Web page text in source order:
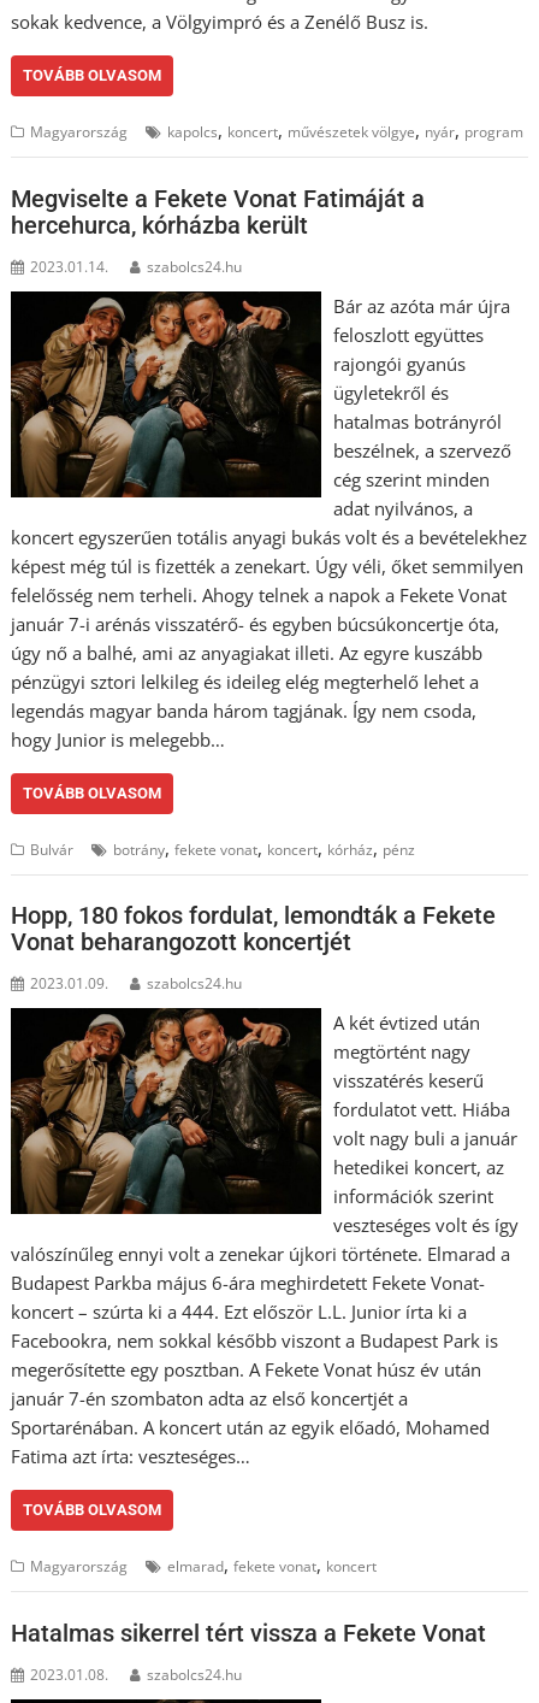
sokak kedvence, a Völgyimpró és a Zenélő Busz is.
TOVÁBB OLVASOM
Magyarország kapolcs, koncert, művészetek völgye, nyár, program
Megviselte a Fekete Vonat Fatimáját a
hercehurca, kórházba került
2023.01.14. szabolcs24.hu
Bár az azóta már újra
feloszlott együttes
rajongói gyanús
ügyletekről és
hatalmas botrányról
beszélnek, a szervező
cég szerint minden
adat nyilvános, a
koncert egyszerűen totális anyagi bukás volt és a bevételekhez
képest még túl is fizették a zenekart. Úgy véli, őket semmilyen
felelősség nem terheli. Ahogy telnek a napok a Fekete Vonat
január 7-i arénás visszatérő- és egyben búcsúkoncertje óta,
úgy nő a balhé, ami az anyagiakat illeti. Az egyre kuszább
pénzügyi sztori lelkileg és ideileg elég megterhelő lehet a
legendás magyar banda három tagjának. Így nem csoda,
hogy Junior is melegebb…
TOVÁBB OLVASOM
Bulvár botrány,fekete vonat, koncert, kórház, pénz
Hopp, 180 fokos fordulat, lemondták a Fekete
Vonat beharangozott koncertjét
2023.01.09. szabolcs24.hu
A két évtized után
megtörtént nagy
visszatérés keserű
fordulatot vett. Hiába
volt nagy buli a január
hetedikei koncert, az
információk szerint
veszteséges volt és így
valószínűleg ennyi volt a zenekar újkori története. Elmarad a
Budapest Parkba május 6-ára meghirdetett Fekete Vonat-
koncert – szúrta ki a 444. Ezt először L.L. Junior írta ki a
Facebookra, nem sokkal később viszont a Budapest Park is
megerősítette egy posztban. A Fekete Vonat húsz év után
január 7-én szombaton adta az első koncertjét a
Sportarénában. A koncert után az egyik előadó, Mohamed
Fatima azt írta: veszteséges…
TOVÁBB OLVASOM
Magyarország elmarad,fekete vonat, koncert
Hatalmas sikerrel tért vissza a Fekete Vonat
2023.01.08. szabolcs24.hu